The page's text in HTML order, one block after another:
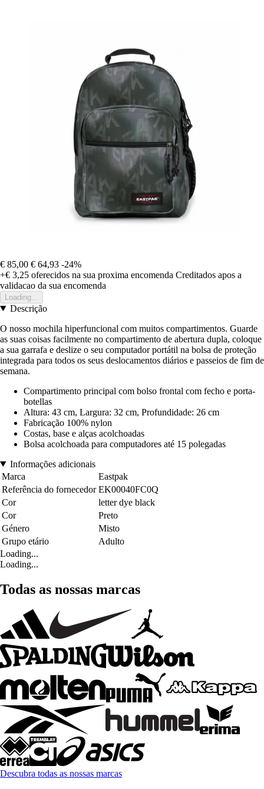
€ 85,00 € 64,93 -24%
+€ 3,25 oferecidos na sua proxima encomenda Creditados apos a
validacao da sua encomenda
Loading...
Descrição
O nosso mochila hiperfuncional com muitos compartimentos. Guarde
as suas coisas facilmente no compartimento de abertura dupla, coloque
a sua garrafa e deslize o seu computador portátil na bolsa de proteção
integrada para todos os seus deslocamentos diários e passeios de fim de
semana.
Compartimento principal com bolso frontal com fecho e porta-
botellas
Altura: 43 cm, Largura: 32 cm, Profundidade: 26 cm
Fabricação 100% nylon
Costas, base e alças acolchoadas
Bolsa acolchoada para computadores até 15 polegadas
Informações adicionais
Marca
Eastpak
Referência do fornecedor EK00040FC0Q
Cor
letter dye black
Cor
Preto
Género
Misto
Grupo etário
Adulto
Loading...
Loading...
Todas as nossas marcas
Descubra todas as nossas marcas